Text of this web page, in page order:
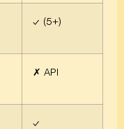
✓ (5+)
✗ API
✓